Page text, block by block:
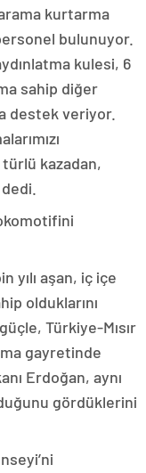
kurtarma
bulunuyor.
kulesi, 6
sahip diğer
destek veriyor.
kazadan,
yılı aşan, iç içe
olduklarını
Türkiye-Mısır
gayretinde
Erdoğan, aynı
gördüklerini